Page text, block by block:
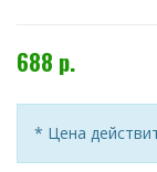
688 р.
* Цена